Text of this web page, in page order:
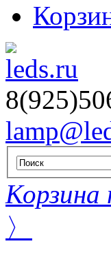
Корзина
〉